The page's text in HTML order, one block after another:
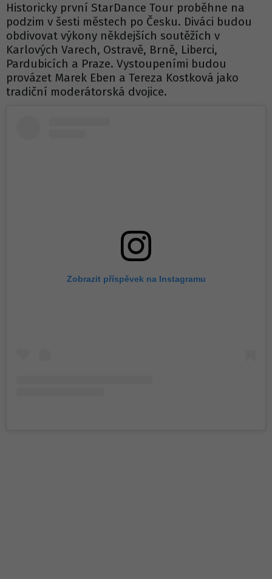
Historicky první StarDance Tour proběhne na
podzim v šesti městech po Česku. Diváci budou
obdivovat výkony někdejších soutěžích v
Karlových Varech, Ostravě, Brně, Liberci,
Pardubicích a Praze. Vystoupeními budou
provázet Marek Eben a Tereza Kostková jako
tradiční moderátorská dvojice.
Zobrazit příspěvek na Instagramu